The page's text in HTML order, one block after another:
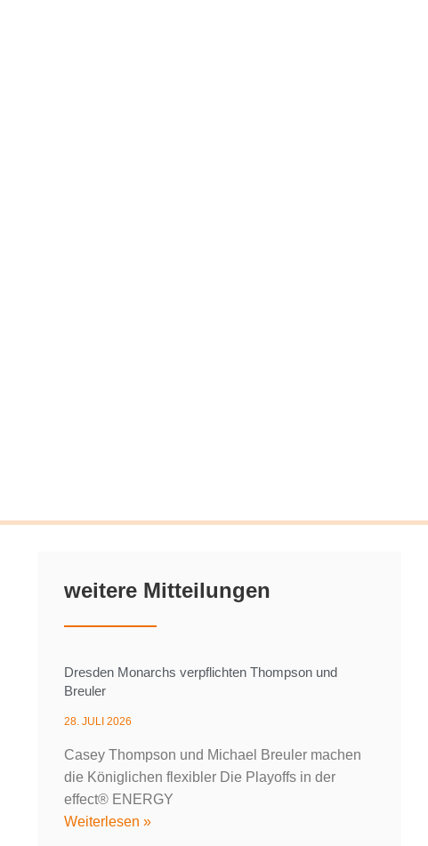
weitere Mitteilungen
Dresden Monarchs verpflichten Thompson und
Breuler
28. JULI 2026
Casey Thompson und Michael Breuler machen
die Königlichen flexibler Die Playoffs in der
effect® ENERGY
Weiterlesen »